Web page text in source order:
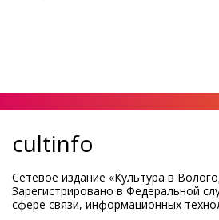
cultinfo
Сетевое издание «Культура в
Зарегистрировано в Федеральной
сфере связи, информационных